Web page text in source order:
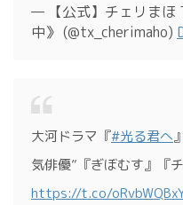
— 【公式】チェリまほ
中》 (@tx_cherimaho)
大河ドラマ『#光る君へ
気俳優”『ぎぼむす』『
https://t.co/